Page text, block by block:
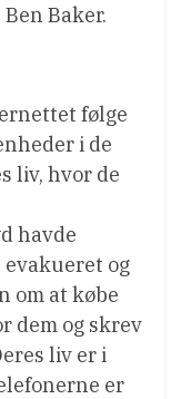
Baker.
følge
i de
liv, hvor de
havde
og
om at købe
dem og skrev
liv er i
er